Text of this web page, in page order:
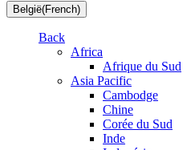
België(French)
Back
Africa
Afrique du Sud
Asia Pacific
Cambodge
Chine
Corée du Sud
Inde